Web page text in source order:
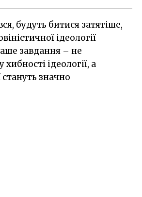
будуть битися затятіше,
ідеології
завдання – не
хибності ідеології, а
стануть значно